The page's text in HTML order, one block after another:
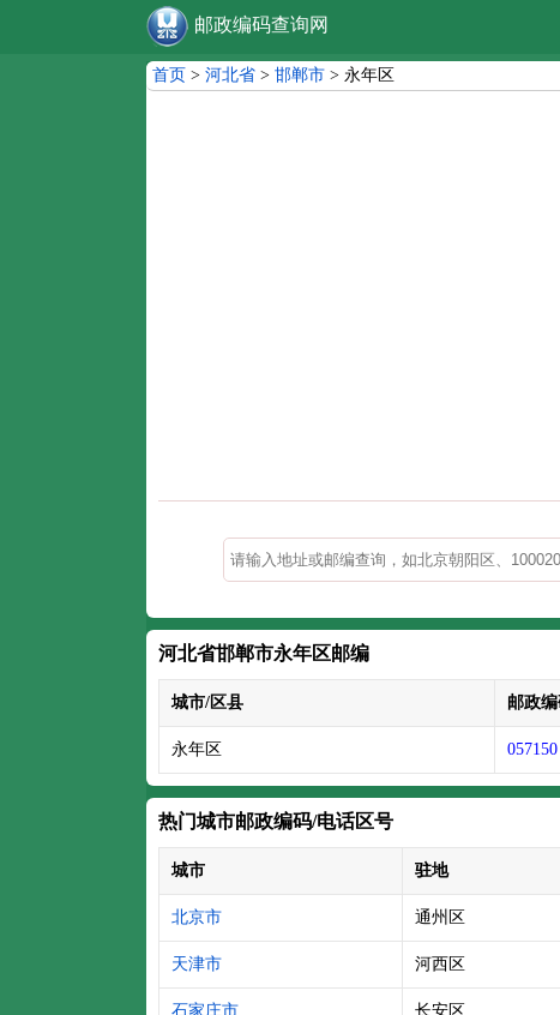
邮政编码查询网
首页 > 河北省 > 邯郸市 > 永年区
河北省邯郸市永年区邮编
城市/区县 邮政
永年区 057150
热门城市邮政编码/电话区号
城市 驻地
北京市 通州区
天津市 河西区
石家庄市 长安区